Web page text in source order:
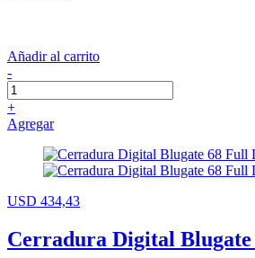
Añadir al carrito
-
+
Agregar
USD 434,43
Cerradura Digital